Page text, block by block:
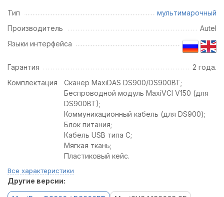
Тип
мультимарочный
Производитель
Autel
Языки интерфейса
Гарантия
2 года.
Комплектация
Сканер MaxiDAS DS900/DS900BT;
Беспроводной модуль MaxiVCI V150 (для
DS900BT);
Коммуникационный кабель (для DS900);
Блок питания;
Кабель USB типа C;
Мягкая ткань;
Пластиковый кейс.
Все характеристики
Другие версии: